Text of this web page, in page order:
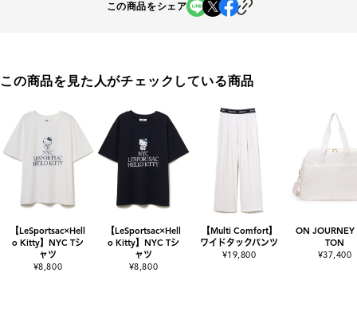
この商品をシェア
この商品を見た人がチェックしている商品
【LeSportsac×Hell
o Kitty】NYC Tシ
ャツ
¥8,800
【LeSportsac×Hell
o Kitty】NYC Tシ
ャツ
¥8,800
【Multi Comfort】
ワイドタックパンツ
¥19,800
ON JOURNEY
TON
¥37,400